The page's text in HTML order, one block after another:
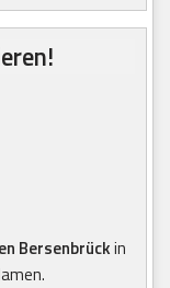
Bersenbrückin